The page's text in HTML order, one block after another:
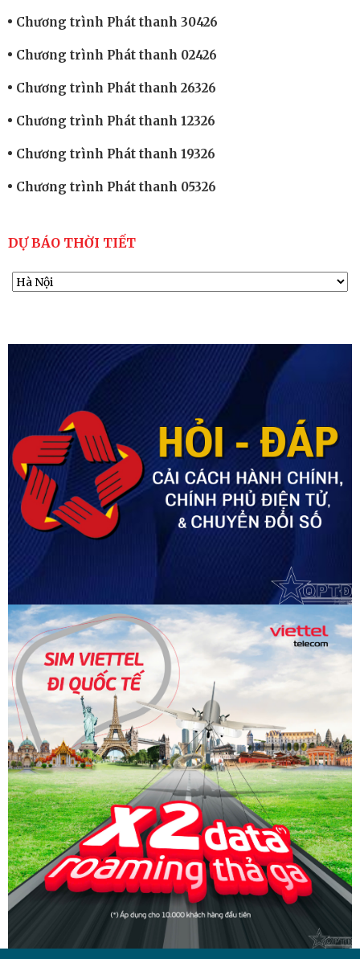
Chương trình Phát thanh 30426
Chương trình Phát thanh 02426
Chương trình Phát thanh 26326
Chương trình Phát thanh 12326
Chương trình Phát thanh 19326
Chương trình Phát thanh 05326
DỰ BÁO THỜI TIẾT